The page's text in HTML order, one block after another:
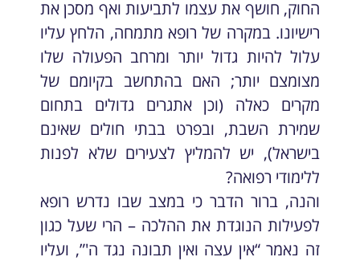
החוק, חושף את עצמו לתביעות ואף מסכן את
רישיונו. במקרה של רופא מתמחה, הלחץ עליו
עלול להיות גדול יותר ומרחב הפעולה שלו
מצומצם יותר; האם בהתחשב בקיומם של
מקרים כאלה (וכן אתגרים גדולים בתחום
שמירת השבת, ובפרט בבתי חולים שאינם
בישראל), יש להמליץ לצעירים שלא לפנות
ללימודי רפואה?
והנה, ברור הדבר כי במצב שבו נדרש רופא
לפעילות הנוגדת את ההלכה – הרי שעל כגון
זה נאמר “אין עצה ואין תבונה נגד ה'”, ועליו